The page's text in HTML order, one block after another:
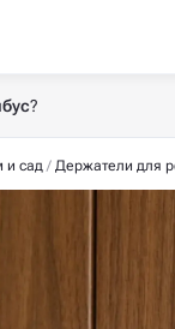
?
и сад Держатели для